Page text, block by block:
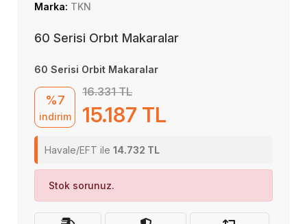
Marka: TKN
60 Serisi Orbıt Makaralar
60 Serisi Orbit Makaralar
%7
indirim
16.331 TL
15.187 TL
Havale/EFT ile 14.732 TL
Stok sorunuz.